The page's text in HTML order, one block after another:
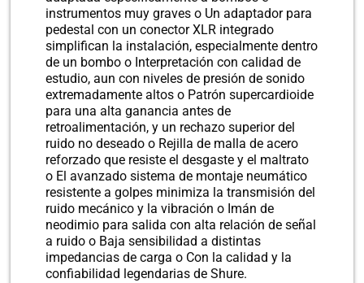
instrumentos muy graves o Un adaptador para
pedestal con un conector XLR integrado
simplifican la instalación, especialmente dentro
de un bombo o Interpretación con calidad de
estudio, aun con niveles de presión de sonido
extremadamente altos o Patrón supercardioide
para una alta ganancia antes de
retroalimentación, y un rechazo superior del
ruido no deseado o Rejilla de malla de acero
reforzado que resiste el desgaste y el maltrato
o El avanzado sistema de montaje neumático
resistente a golpes minimiza la transmisión del
ruido mecánico y la vibración o Imán de
neodimio para salida con alta relación de señal
a ruido o Baja sensibilidad a distintas
impedancias de carga o Con la calidad y la
confiabilidad legendarias de Shure.